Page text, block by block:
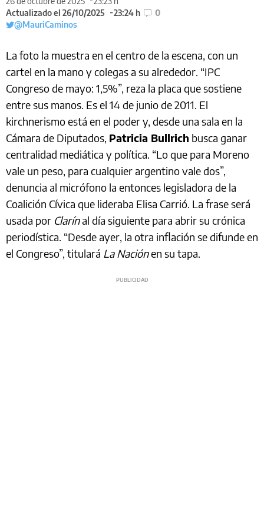
Actualizado el 26/10/2025
23:24 h
0
@MauriCaminos
La foto la muestra en el centro de la escena, con un
cartel en la mano y colegas a su alrededor. “IPC
Congreso de mayo: 1,5%”, reza la placa que sostiene
entre sus manos. Es el 14 de junio de 2011. El
kirchnerismo está en el poder y, desde una sala en la
Cámara de Diputados, Patricia Bullrich busca ganar
centralidad mediática y política. “Lo que para Moreno
vale un peso, para cualquier argentino vale dos”,
denuncia al micrófono la entonces legisladora de la
Coalición Cívica que lideraba Elisa Carrió. La frase será
usada por Clarínal día siguiente para abrir su crónica
periodística. “Desde ayer, la otra inflación se difunde en
el Congreso”, titulará La Naciónen su tapa.